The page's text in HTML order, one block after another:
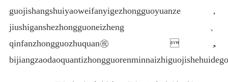
guojishangshuiyaoweifanyigezhongguoyuanze，
jiushiganshezhongguoneizheng、
qinfanzhongguozhuquan㊗️，